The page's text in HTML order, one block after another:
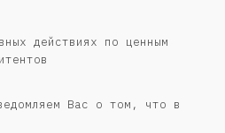
действиях по ценным
Вас о том, что в